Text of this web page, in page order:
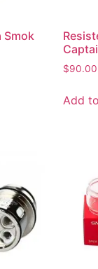
Smok
$90.00
Add